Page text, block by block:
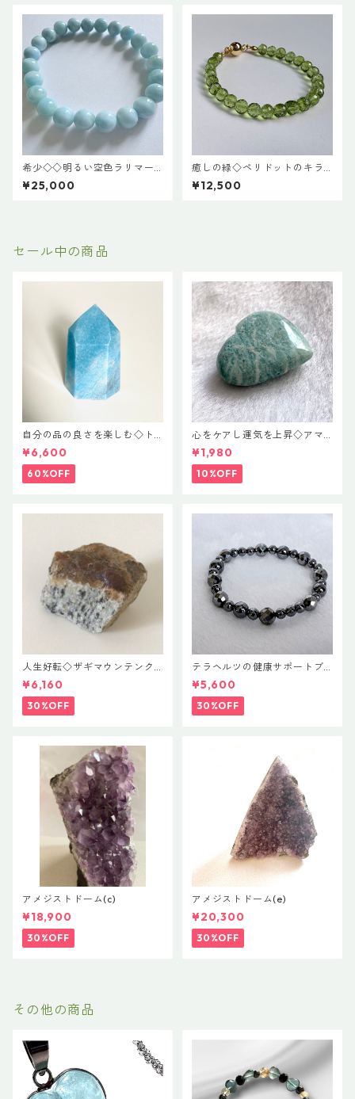
希少◇◇明るい空色ラリマー
（ドミニカ産）8mm玉
¥25,000
癒しの緑◇ペリドットのキラ
キラブレスレット15cm
¥12,500
セール中の商品
自分の品の良さを楽しむ◇ト
ロレアイト ポイント
¥6,600
60%OFF
心をケアし運気を上昇◇アマ
ゾナイト♡ハートカット
¥1,980
10%OFF
人生好転◇ザギマウンテンク
ォーツ
¥6,160
30%OFF
テラヘルツの健康サポートブ
レス
¥5,600
30%OFF
アメジストドーム(c)
¥18,900
30%OFF
アメジストドーム(e)
¥20,300
30%OFF
その他の商品